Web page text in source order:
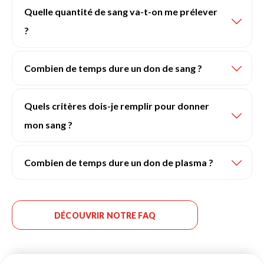
Quelle quantité de sang va-t-on me prélever
?
Combien de temps dure un don de sang ?
Quels critères dois-je remplir pour donner
mon sang ?
Combien de temps dure un don de plasma ?
DÉCOUVRIR NOTRE FAQ